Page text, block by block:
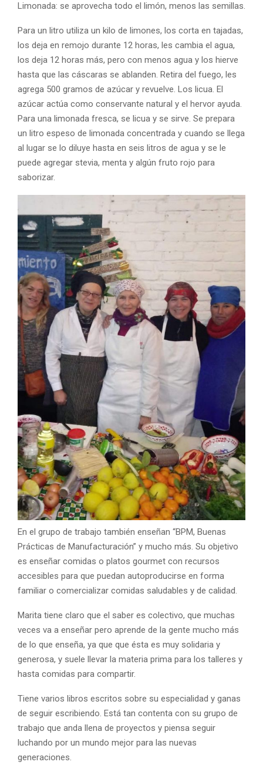
Limonada: se aprovecha todo el limón, menos las semillas.
Para un litro utiliza un kilo de limones, los corta en tajadas,
los deja en remojo durante 12 horas, les cambia el agua,
los deja 12 horas más, pero con menos agua y los hierve
hasta que las cáscaras se ablanden. Retira del fuego, les
agrega 500 gramos de azúcar y revuelve. Los licua. El
azúcar actúa como conservante natural y el hervor ayuda.
Para una limonada fresca, se licua y se sirve. Se prepara
un litro espeso de limonada concentrada y cuando se llega
al lugar se lo diluye hasta en seis litros de agua y se le
puede agregar stevia, menta y algún fruto rojo para
saborizar.
En el grupo de trabajo también enseñan “BPM, Buenas
Prácticas de Manufacturación” y mucho más. Su objetivo
es enseñar comidas o platos gourmet con recursos
accesibles para que puedan autoproducirse en forma
familiar o comercializar comidas saludables y de calidad.
Marita tiene claro que el saber es colectivo, que muchas
veces va a enseñar pero aprende de la gente mucho más
de lo que enseña, ya que que ésta es muy solidaria y
generosa, y suele llevar la materia prima para los talleres y
hasta comidas para compartir.
Tiene varios libros escritos sobre su especialidad y ganas
de seguir escribiendo. Está tan contenta con su grupo de
trabajo que anda llena de proyectos y piensa seguir
luchando por un mundo mejor para las nuevas
generaciones.